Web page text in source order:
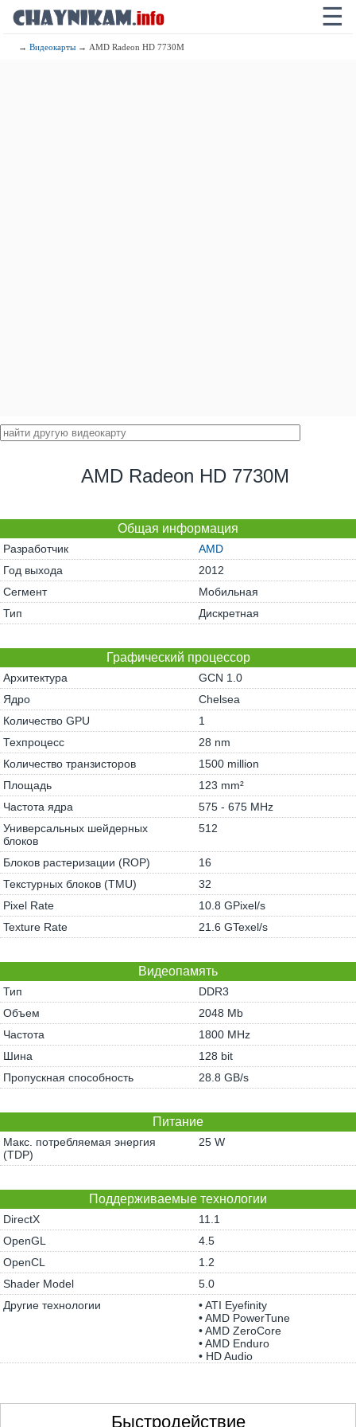
☰
→Видеокарты → AMD Radeon HD 7730M
AMD Radeon HD 7730M
Общая информация
Разработчик
AMD
Год выхода
2012
Сегмент
Мобильная
Тип
Дискретная
Графический процессор
Архитектура
GCN 1.0
Ядро
Chelsea
Количество GPU
1
Техпроцесс
28 nm
Количество транзисторов
1500 million
Площадь
123 mm²
Частота ядра
575 - 675 MHz
Универсальных шейдерных
блоков
512
Блоков растеризации (ROP)
16
Текстурных блоков (TMU)
32
Pixel Rate
10.8 GPixel/s
Texture Rate
21.6 GTexel/s
Видеопамять
Тип
DDR3
Объем
2048 Mb
Частота
1800 MHz
Шина
128 bit
Пропускная способность
28.8 GB/s
Питание
Макс. потребляемая энергия
(TDP)
25 W
Поддерживаемые технологии
DirectX
11.1
OpenGL
4.5
OpenCL
1.2
Shader Model
5.0
Другие технологии
• ATI Eyefinity
• AMD PowerTune
• AMD ZeroCore
• AMD Enduro
• HD Audio
Быстродействие